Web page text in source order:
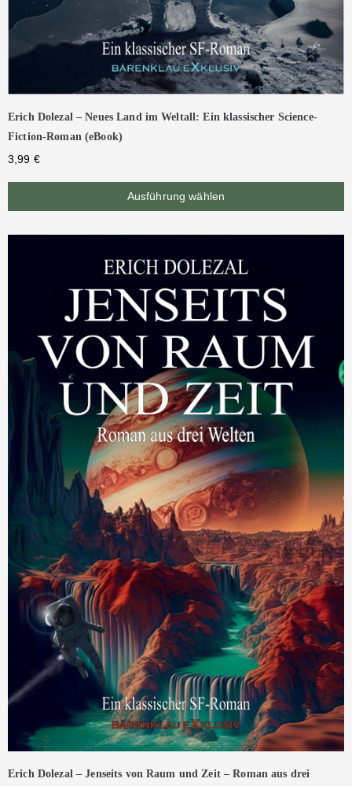
Erich Dolezal – Neues Land im Weltall: Ein klassischer Science-
Fiction-Roman (eBook)
3,99 €
Ausführung wählen
Erich Dolezal – Jenseits von Raum und Zeit – Roman aus drei